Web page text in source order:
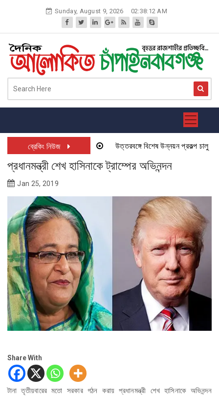
Sunday, August 9, 2026 02:38:12 AM
ব্রেকিং নিউজ উত্তরবঙ্গে বিশেষ উন্নয়ন প্রকল্প চালু হতে
প্রধানমন্ত্রী শেখ হাসিনাকে ট্রাম্পের অভিনন্দন
Jan 25, 2019
Share With
টানা তৃতীয়বারের মতো সরকার গঠন করায় প্রধানমন্ত্রী শেখ হাসিনাকে অভিনন্দন